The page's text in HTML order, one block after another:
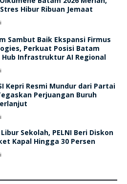
Hibur Ribuan Jemaat
Sambut Baik Ekspansi Firmus
Perkuat Posisi Batam
Hub Infrastruktur AI Regional
Kepri Resmi Mundur dari Partai
Perjuangan Buruh
Sekolah, PELNI Beri Diskon
Kapal Hingga 30 Persen